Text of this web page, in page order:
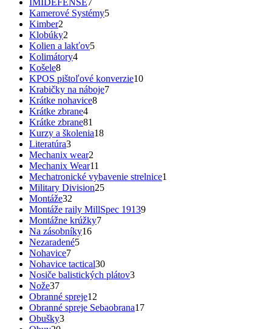
Kamerové Systémy5
Kimber2
Klobúky2
Kolien a lakťov5
Kolimátory4
Košele8
KPOS pištoľové konverzie10
Krabičky na náboje7
Krátke nohavice8
Krátke zbrane4
Krátke zbrane81
Kurzy a školenia18
Literatúra3
Mechanix wear2
Mechanix Wear11
Mechatronické vybavenie strelnice1
Military Division25
Montáže32
Montáže raily MillSpec 19139
Montážne krúžky7
Na zásobníky16
Nezaradené5
Nohavice7
Nohavice tactical30
Nosiče balistických plátov3
Nože37
Obranné spreje12
Obranné spreje Sebaobrana17
Obušky3